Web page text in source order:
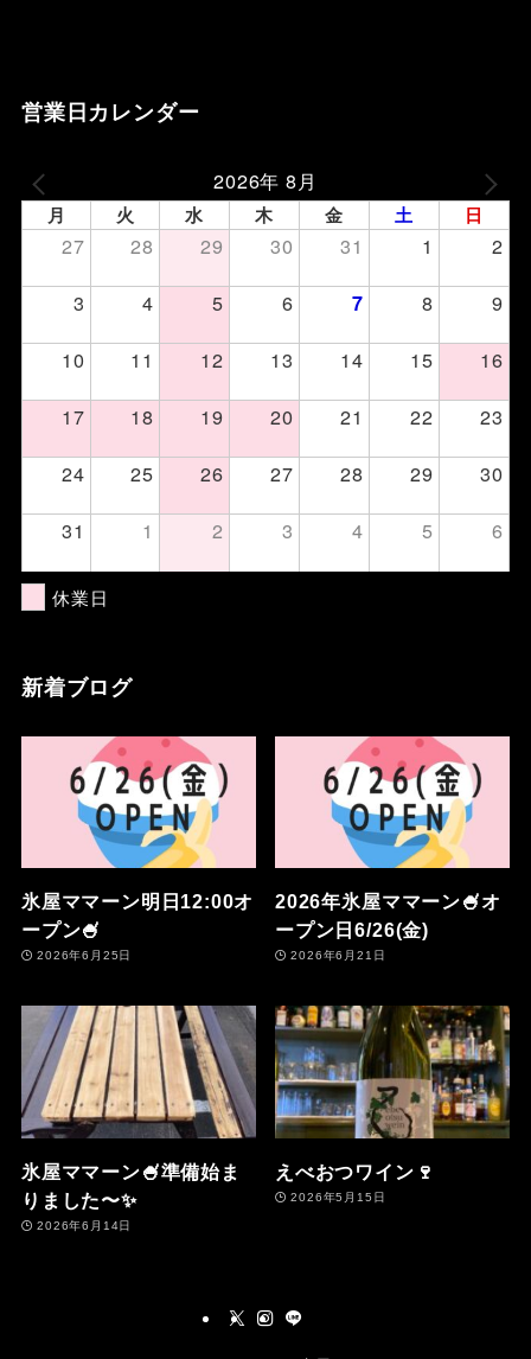
営業日カレンダー
2026年 8月
月 火 水 木 金 土 日
27 28 29 30 31 1
2
3
4 5 6 7 8
9
10
11 12 13 14 15
16
17
18 19 20 21 22
23
24
25 26 27 28 29
30
31
1 2 3 4 5 6
休業日
新着ブログ
氷屋ママーン明日12:00オ
ープン🍧
2026年6月25日
2026年氷屋ママーン🍧オ
ープン日6/26(金)
2026年6月21日
氷屋ママーン🍧準備始ま
りました〜✨
2026年6月14日
えべおつワイン🍷
2026年5月15日